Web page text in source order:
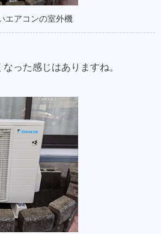
エアコンの室外機
った感じはありますね。